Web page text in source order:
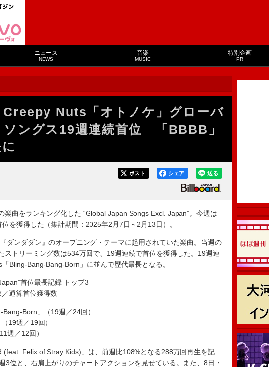
ニュース
NEWS
音楽
MUSIC
特別企画
PR
Creepy Nuts「オトノケ」グローバ
ソングス19週連続首位 「BBBB」
送る
シェア
ポスト
楽曲をランキング化した “Global Japan Songs Excl. Japan”。今週は
を獲得した（集計期間：2025年2月7日～2月13日）。
ダンダダン』のオープニング・テーマに起用されていた楽曲。当週の
ストリーミング数は534万回で、19週連続で首位を獲得した。19週連
Bling-Bang-Bang-Born」に並んで歴代最長となる。
首位最長記録 トップ3
通算首位獲得数
Born」（19週／24回）
19週／19回）
週／12回）
Felix of Stray Kids)」は、前週比108%となる288万回再生を記
位と、右肩上がりのチャートアクションを見せている。また、8日・